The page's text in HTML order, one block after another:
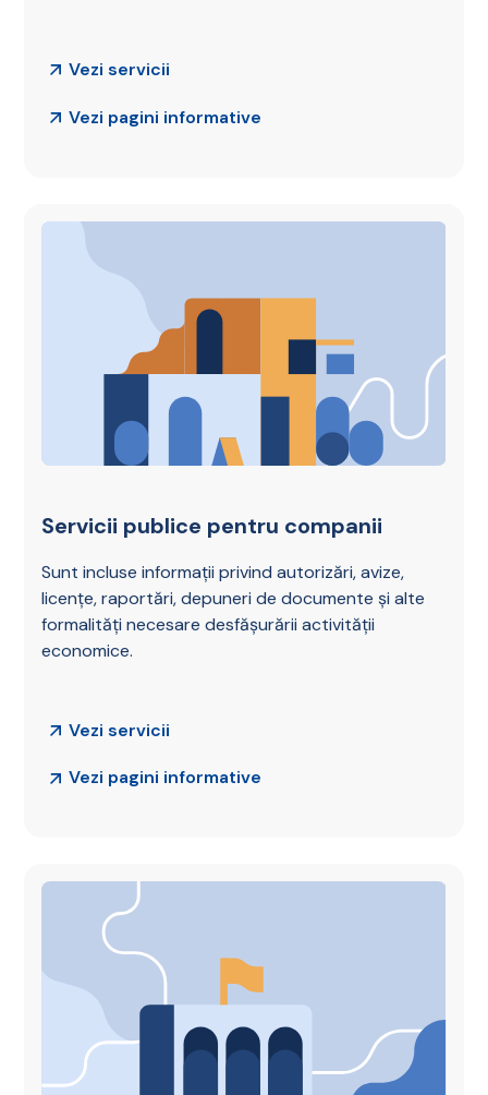
Vezi servicii
Vezi pagini informative
Servicii publice pentru companii
Sunt incluse informații privind autorizări, avize,
licențe, raportări, depuneri de documente și alte
formalități necesare desfășurării activității
economice.
Vezi servicii
Vezi pagini informative